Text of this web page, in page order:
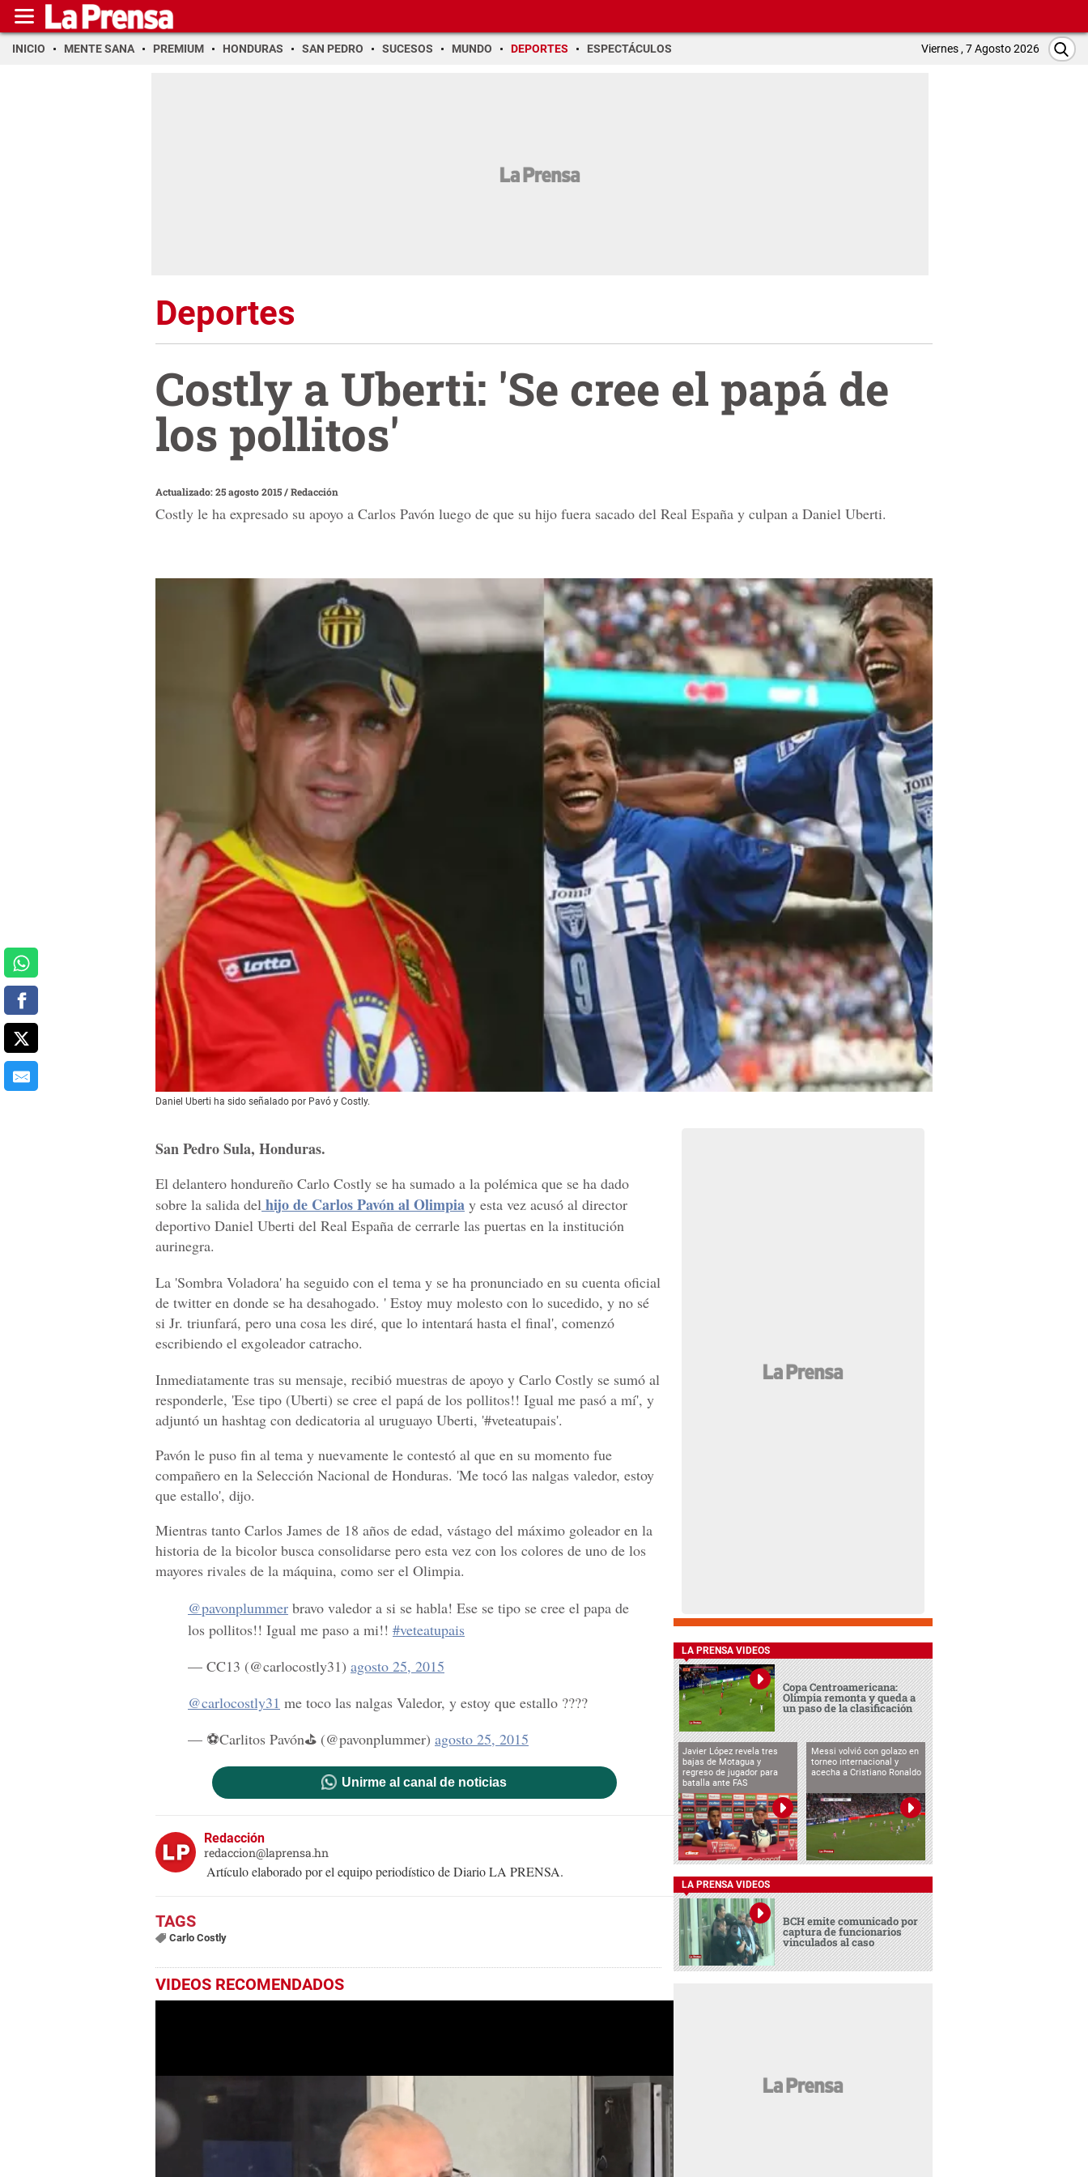
INICIO MENTE SANA PREMIUM HONDURAS SAN PEDRO SUCESOS MUNDO DEPORTES ESPECTÁCULOS Viernes , 7 Agosto 2026
Deportes
Costly a Uberti: 'Se cree el papá de
los pollitos'
Actualizado: 25 agosto 2015/Redacción
Costly le ha expresado su apoyo a Carlos Pavón luego de que su hijo fuera sacado del Real España y culpan a Daniel Uberti.
Daniel Uberti ha sido señalado por Pavó y Costly.
San Pedro Sula, Honduras.
El delantero hondureño Carlo Costly se ha sumado a la polémica que se ha dado
sobre la salida del hijo de Carlos Pavón al Olimpia y esta vez acusó al director
deportivo Daniel Uberti del Real España de cerrarle las puertas en la institución
aurinegra.
La 'Sombra Voladora' ha seguido con el tema y se ha pronunciado en su cuenta oficial
de twitter en donde se ha desahogado. ' Estoy muy molesto con lo sucedido, y no sé
si Jr. triunfará, pero una cosa les diré, que lo intentará hasta el final', comenzó
escribiendo el exgoleador catracho.
Inmediatamente tras su mensaje, recibió muestras de apoyo y Carlo Costly se sumó al
responderle, 'Ese tipo (Uberti) se cree el papá de los pollitos!! Igual me pasó a mí', y
adjuntó un hashtag con dedicatoria al uruguayo Uberti, '#veteatupais'.
Pavón le puso fin al tema y nuevamente le contestó al que en su momento fue
compañero en la Selección Nacional de Honduras. 'Me tocó las nalgas valedor, estoy
que estallo', dijo.
Mientras tanto Carlos James de 18 años de edad, vástago del máximo goleador en la
historia de la bicolor busca consolidarse pero esta vez con los colores de uno de los
mayores rivales de la máquina, como ser el Olimpia.
@pavonplummer bravo valedor a si se habla! Ese se tipo se cree el papa de
los pollitos!! Igual me paso a mi!! #veteatupais
— CC13 (@carlocostly31) agosto 25, 2015
@carlocostly31 me toco las nalgas Valedor, y estoy que estallo ????
— ⚽️Carlitos Pavón⛳️ (@pavonplummer) agosto 25, 2015
Unirme al canal de noticias
Redacción
redaccion@laprensa.hn
Artículo elaborado por el equipo periodístico de Diario LA PRENSA.
Carlo Costly
VIDEOS RECOMENDADOS
LA PRENSA VIDEOS
Copa Centroamericana:
Olimpia remonta y queda a
un paso de la clasificación
Javier López revela tres
bajas de Motagua y
regreso de jugador para
batalla ante FAS
Messi volvió con golazo en
torneo internacional y
acecha a Cristiano Ronaldo
LA PRENSA VIDEOS
BCH emite comunicado por
captura de funcionarios
vinculados al caso